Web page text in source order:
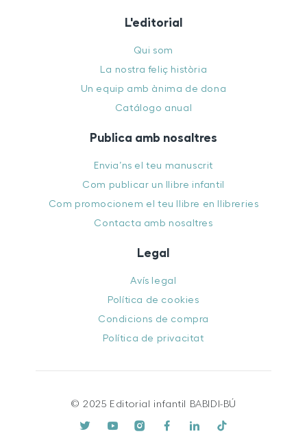
L'editorial
Qui som
La nostra feliç història
Un equip amb ànima de dona
Catálogo anual
Publica amb nosaltres
Envia’ns el teu manuscrit
Com publicar un llibre infantil
Com promocionem el teu llibre en llibreries
Contacta amb nosaltres
Legal
Avís legal
Política de cookies
Condicions de compra
Política de privacitat
© 2025 Editorial infantil BABIDI-BÚ